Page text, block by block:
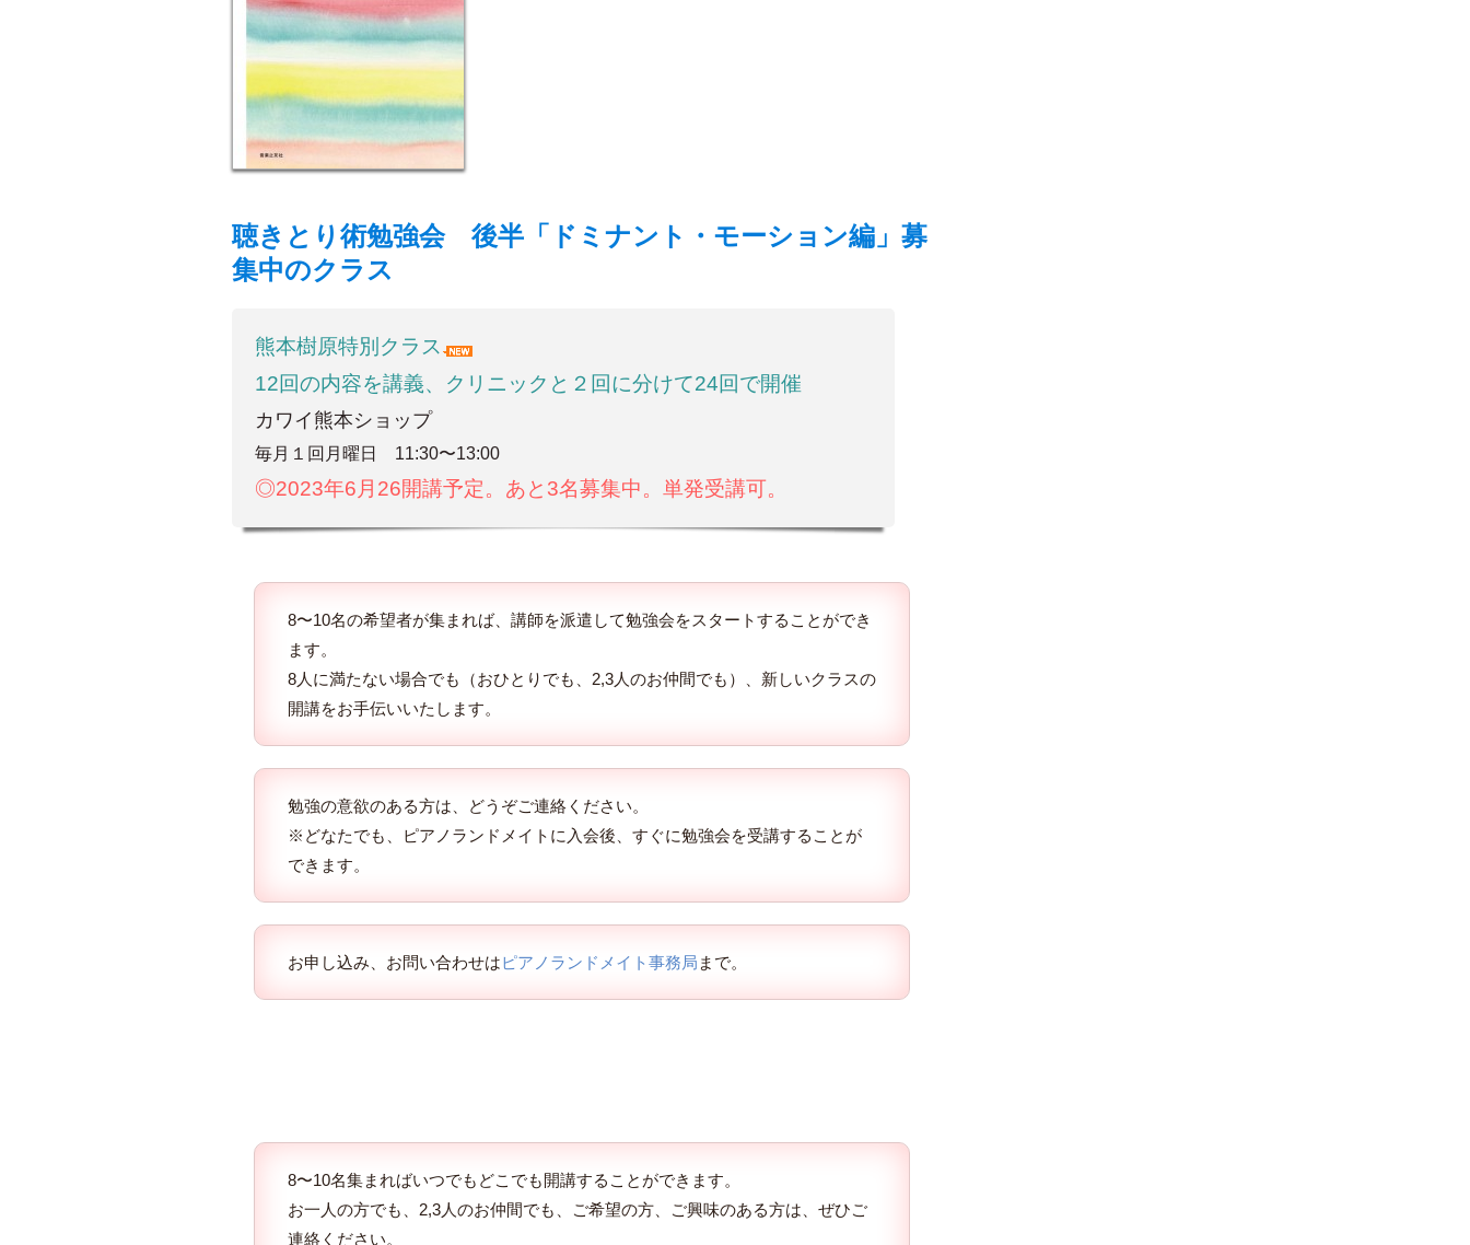
聴きとり術勉強会 後半「ドミナント・モーション編」募
集中のクラス
熊本樹原特別クラス
12回の内容を講義、クリニックと２回に分けて24回で開催
カワイ熊本ショップ
毎月１回月曜日 11:30〜13:00
◎2023年6月26開講予定。あと3名募集中。単発受講可。
8〜10名の希望者が集まれば、講師を派遣して勉強会をスタートすることができ
ます。
8人に満たない場合でも（おひとりでも、2,3人のお仲間でも）、新しいクラスの
開講をお手伝いいたします。
勉強の意欲のある方は、どうぞご連絡ください。
※どなたでも、ピアノランドメイトに入会後、すぐに勉強会を受講することが
できます。
お申し込み、お問い合わせはピアノランドメイト事務局 まで。
8〜10名集まればいつでもどこでも開講することができます。
お一人の方でも、2,3人のお仲間でも、ご希望の方、ご興味のある方は、ぜひご
連絡ください。